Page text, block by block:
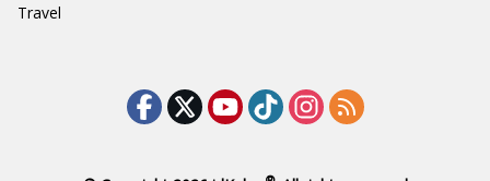
Travel